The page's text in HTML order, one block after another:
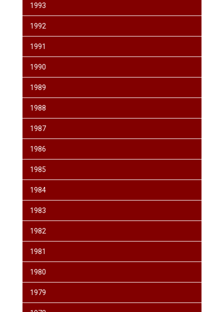
1993
1992
1991
1990
1989
1988
1987
1986
1985
1984
1983
1982
1981
1980
1979